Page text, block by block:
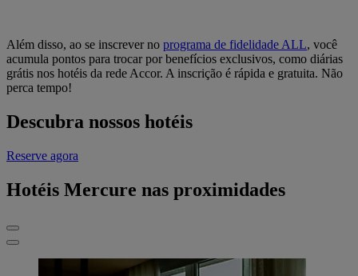
Além disso, ao se inscrever no programa de fidelidade ALL, você
acumula pontos para trocar por benefícios exclusivos, como diárias
grátis nos hotéis da rede Accor. A inscrição é rápida e gratuita. Não
perca tempo!
Descubra nossos hotéis
Reserve agora
Hotéis Mercure nas proximidades